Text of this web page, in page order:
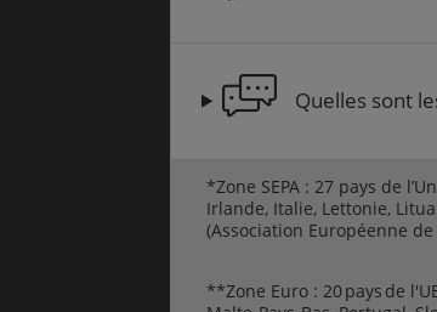
Quelles sont
*Zone SEPA : 27 pays de
Irlande, Italie, Lettonie,
(Association Européenne
**Zone Euro : 20 pays de